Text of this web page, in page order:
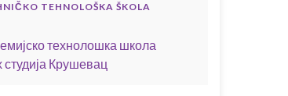
TEHNOLOŠKA ŠKOLA